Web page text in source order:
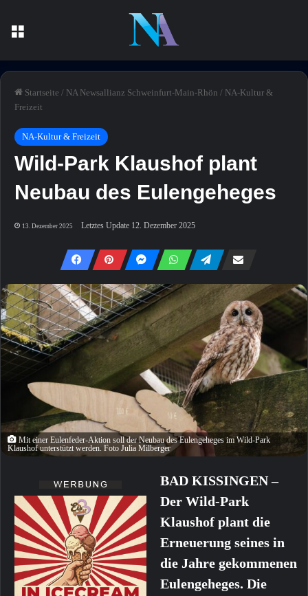
Startseite / NA Newsallianz Schweinfurt-Main-Rhön / NA-Kultur &
Freizeit
NA-Kultur & Freizeit
Wild-Park Klaushof plant
Neubau des Eulengeheges
13. Dezember 2025 Letztes Update 12. Dezember 2025
Mit einer Eulenfeder-Aktion soll der Neubau des Eulengeheges im Wild-Park
Klaushof unterstützt werden. Foto Julia Milberger
BAD KISSINGEN –
Der Wild-Park
Klaushof plant die
Erneuerung seines in
die Jahre gekommenen
Eulengeheges. Die